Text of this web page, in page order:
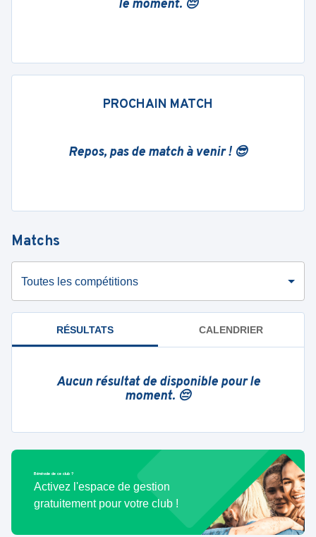
le moment. 😔
PROCHAIN MATCH
Repos, pas de match à venir ! 😎
Matchs
Toutes les compétitions
RÉSULTATS CALENDRIER
Aucun résultat de disponible pour le
moment. 😔
Bénévole de ce club ?
Activez l'espace de gestion
gratuitement pour votre club !